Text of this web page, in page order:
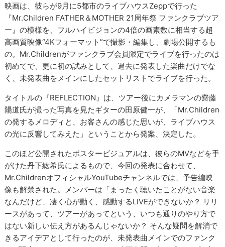
映画は、彼らが9月に5都市のライブハウスZeppで行った
『Mr.Children FATHER＆MOTHER 21周年祭 ファンクラブツア
ー』の模様を、フルハイビジョンの4倍の画素数に相当する超
高画質映像“4Kフォーマット”で撮影・編集し、劇場公開するも
の。Mr.Childrenがファンクラブ会員限定でライブを行ったのは
初めてで、更に初の試みとして、過去に発表した楽曲だけでな
く、未発表曲をメインにしたセットリストでライブを行った。
タイトルの『REFLECTION』は、ツアー後にカメラマンの齋藤
陽道氏が撮った写真を見たギターの田原健一が、「Mr.Children
の発するメロディと、お客さんの感じた思いが、ライブハウス
の光に反響してみえた」ということから発案、決定した。
このほど公開されたポスタービジュアルは、彼らのMVなどを手
がけた丹下紘希氏によるもので、今回の発表に合わせて、
Mr.ChildrenオフィシャルYouTubeチャンネルでは、予告編映
像も解禁された。メンバーは「まったく聴いたことがない音楽
なんだけど、凄く心が動く、感動するLIVEができないか？ リリ
ースがあって、ツアーがあってという、いつも通りのやり方で
はない新しい伝え方があるんじゃないか？ そんな疑問を解消で
きるアイデアとして行ったのが、未発表曲メインでのファンク